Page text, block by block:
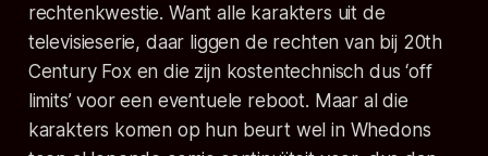
rechtenkwestie. Want alle karakters uit de
televisieserie, daar liggen de rechten van bij 20th
Century Fox en die zijn kostentechnisch dus ‘off
limits’ voor een eventuele reboot. Maar al die
karakters komen op hun beurt wel in Whedons